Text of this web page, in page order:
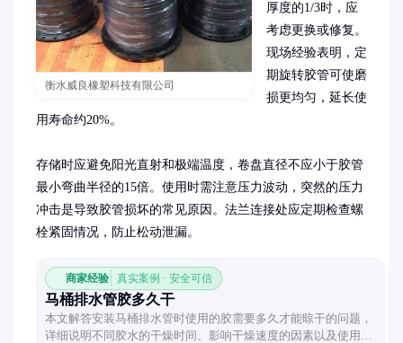
衡水威良橡塑科技有限公司
厚度的1/3时，应
考虑更换或修复。
现场经验表明，定
期旋转胶管可使磨
损更均匀，延长使
用寿命约20%。
存储时应避免阳光直射和极端温度，卷盘直径不应小于胶管
最小弯曲半径的15倍。使用时需注意压力波动，突然的压力
冲击是导致胶管损坏的常见原因。法兰连接处应定期检查螺
栓紧固情况，防止松动泄漏。
商家经验 真实案例 · 安全可信
马桶排水管胶多久干
本文解答安装马桶排水管时使用的胶需要多久才能晾干的问题，
详细说明不同胶水的干燥时间、影响干燥速度的因素以及使用时